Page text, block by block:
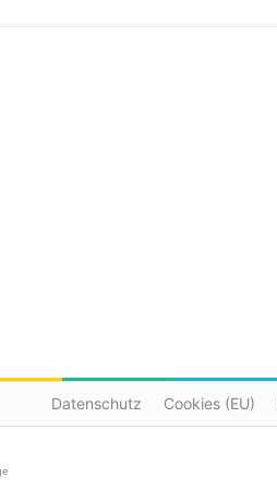
Datenschutz Cookies (EU)